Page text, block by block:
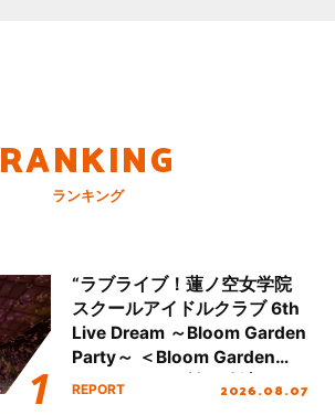
RANKING
ランキング
“ラブライブ！蓮ノ空女学院
スクールアイドルクラブ 6th
Live Dream ～Bloom Garden
Party～ ＜Bloom Garden
Party Stage／埼玉公演＞”
REPORT 2026.08.07